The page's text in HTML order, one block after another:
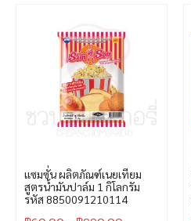
แซมซั่น ผลิตภัณฑ์เนยเทียม
สูตรน้ำมันปาล์ม 1 กิโลกรัม
รหัส 8850091210114